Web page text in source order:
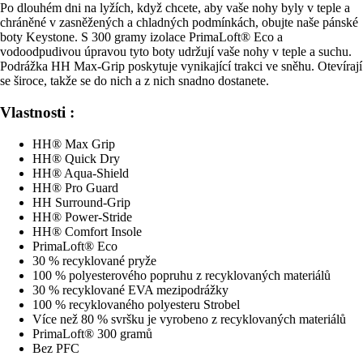
Po dlouhém dni na lyžích, když chcete, aby vaše nohy byly v teple a
chráněné v zasněžených a chladných podmínkách, obujte naše pánské
boty Keystone. S 300 gramy izolace PrimaLoft® Eco a
vodoodpudivou úpravou tyto boty udržují vaše nohy v teple a suchu.
Podrážka HH Max-Grip poskytuje vynikající trakci ve sněhu. Otevírají
se široce, takže se do nich a z nich snadno dostanete.
Vlastnosti :
HH® Max Grip
HH® Quick Dry
HH® Aqua-Shield
HH® Pro Guard
HH Surround-Grip
HH® Power-Stride
HH® Comfort Insole
PrimaLoft® Eco
30 % recyklované pryže
100 % polyesterového popruhu z recyklovaných materiálů
30 % recyklované EVA mezipodrážky
100 % recyklovaného polyesteru Strobel
Více než 80 % svršku je vyrobeno z recyklovaných materiálů
PrimaLoft® 300 gramů
Bez PFC